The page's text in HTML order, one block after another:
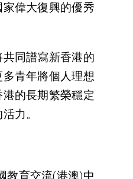
偉大復興的優秀
同譜寫新香港的
青年將個人理想
的長期繁榮穩定
力。
教育交流(港澳)中